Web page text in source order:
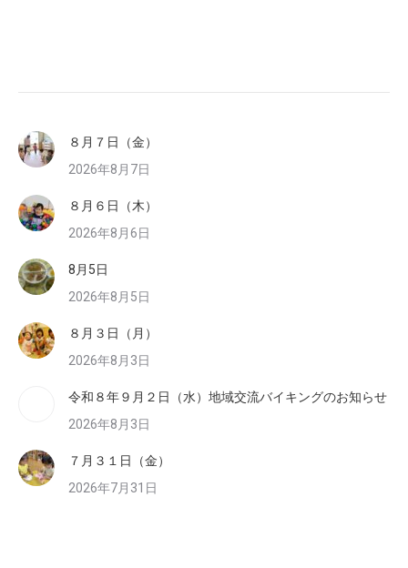
８月７日（金）
2026年8月7日
８月６日（木）
2026年8月6日
8月5日
2026年8月5日
８月３日（月）
2026年8月3日
令和８年９月２日（水）地域交流バイキングのお知らせ
2026年8月3日
７月３１日（金）
2026年7月31日